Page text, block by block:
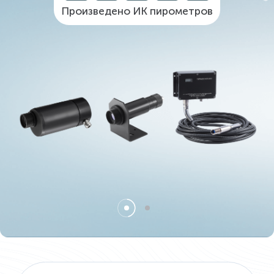
Произведено ИК пирометров